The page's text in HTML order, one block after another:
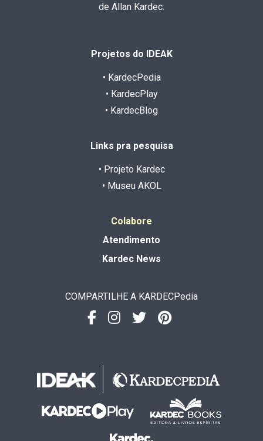
de Allan Kardec.
Projetos do IDEAK
• KardecPedia
• KardecPlay
• KardecBlog
Links pra pesquisa
• Projeto Kardec
• Museu AKOL
Colabore
Atendimento
Kardec News
COMPARTILHE A KARDECPedia